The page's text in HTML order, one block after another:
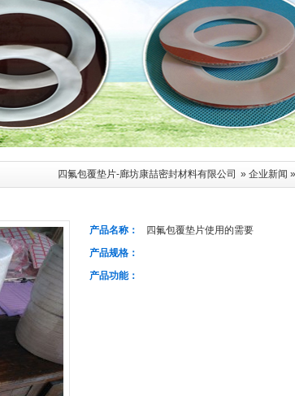
四氟包覆垫片-廊坊康喆密封材料有限公司 » 企业新闻
产品名称：
四氟包覆垫片使用的需要
产品规格：
产品功能：